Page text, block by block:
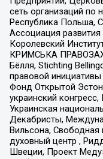
сеть организаций
Республика
Ассоциация
Королевский
КРИМСЬКА
Бёлля, Stichting
правовой
Фонд Открытой
украинский
Украинская
Декабристы,
Вильсона, Свободная
духовный центр ,
Швеции, Проект